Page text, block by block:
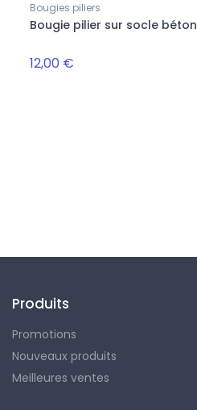
Bougies piliers
Bougie pilier sur socle béton
12,00 €
Produits
Promotions
Nouveaux produits
Meilleures ventes